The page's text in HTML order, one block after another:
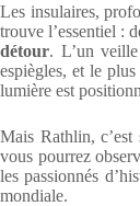
Les insulaires,
trouve l’essentiel :
détour. L’un
espiègles, et le
lumière est
Mais Rathlin, c’est
vous pourrez
les passionnés
mondiale.